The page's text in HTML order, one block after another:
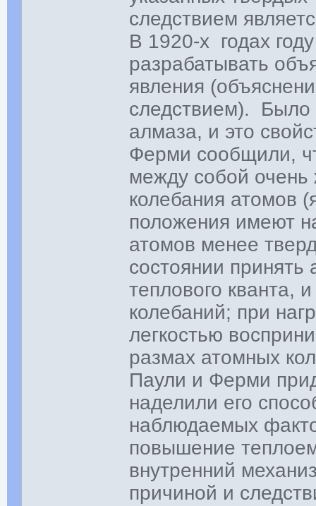
следствием
В 1920-х годах
разрабатывать
явления
следствием). Было
алмаза, и это
Ферми сообщили,
между собой очень
колебания атомов
положения имеют
атомов менее
состоянии
теплового кванта,
колебаний; при
легкостью
размах атомных
Паули и Ферми
наделили его
наблюдаемых
повышение
внутренний
причиной и